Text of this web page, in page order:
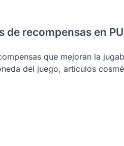
de recompensas en
que mejoran la
del juego, artículos